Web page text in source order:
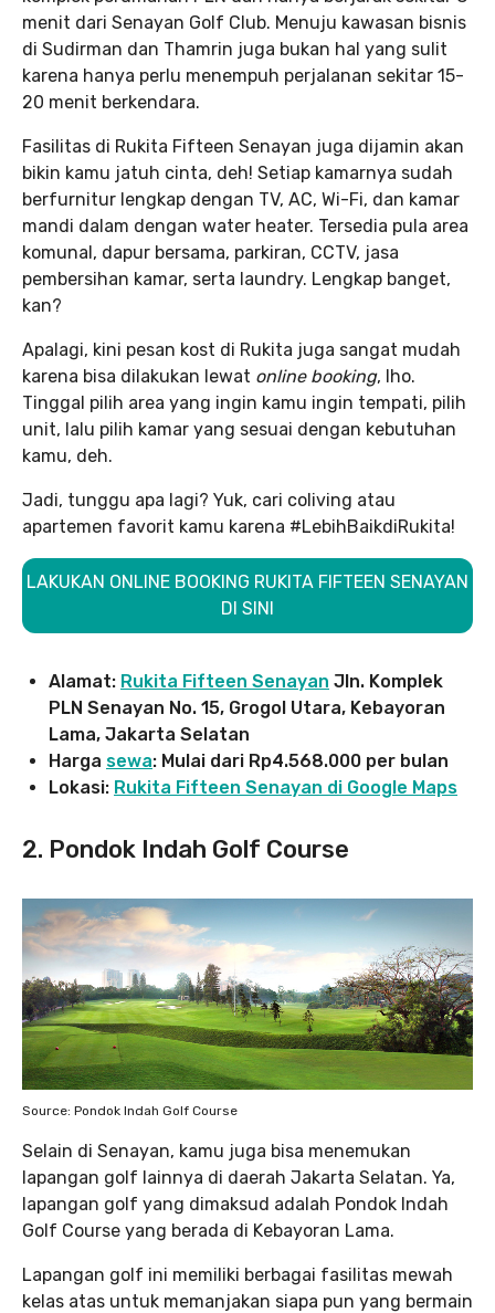
menit dari Senayan Golf Club. Menuju kawasan bisnis
di Sudirman dan Thamrin juga bukan hal yang sulit
karena hanya perlu menempuh perjalanan sekitar 15-
20 menit berkendara.
Fasilitas di Rukita Fifteen Senayan juga dijamin akan
bikin kamu jatuh cinta, deh! Setiap kamarnya sudah
berfurnitur lengkap dengan TV, AC, Wi-Fi, dan kamar
mandi dalam dengan water heater. Tersedia pula area
komunal, dapur bersama, parkiran, CCTV, jasa
pembersihan kamar, serta laundry. Lengkap banget,
kan?
Apalagi, kini pesan kost di Rukita juga sangat mudah
karena bisa dilakukan lewat online booking, lho.
Tinggal pilih area yang ingin kamu ingin tempati, pilih
unit, lalu pilih kamar yang sesuai dengan kebutuhan
kamu, deh.
Jadi, tunggu apa lagi? Yuk, cari coliving atau
apartemen favorit kamu karena #LebihBaikdiRukita!
LAKUKAN ONLINE BOOKING RUKITA FIFTEEN SENAYAN
DI SINI
Alamat: Rukita Fifteen Senayan Jln. Komplek
PLN Senayan No. 15, Grogol Utara, Kebayoran
Lama, Jakarta Selatan
Harga sewa: Mulai dari Rp4.568.000 per bulan
Lokasi: Rukita Fifteen Senayan di Google Maps
2. Pondok Indah Golf Course
Source: Pondok Indah Golf Course
Selain di Senayan, kamu juga bisa menemukan
lapangan golf lainnya di daerah Jakarta Selatan. Ya,
lapangan golf yang dimaksud adalah Pondok Indah
Golf Course yang berada di Kebayoran Lama.
Lapangan golf ini memiliki berbagai fasilitas mewah
kelas atas untuk memanjakan siapa pun yang bermain